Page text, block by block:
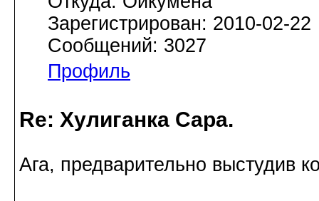
Зарегистрирован: 2010-02-22
Сообщений: 3027
Профиль
Re: Хулиганка Сара.
Ага, предварительно выстудив